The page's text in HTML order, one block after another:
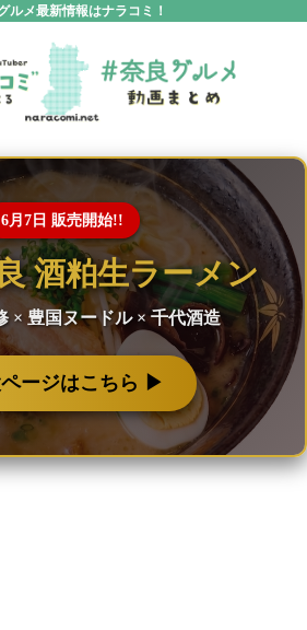
ルメ最新情報はナラコミ！
6月7日 販売開始!!
酒粕生ラーメン
× 豊国ヌードル × 千代酒造
ージはこちら ▶︎